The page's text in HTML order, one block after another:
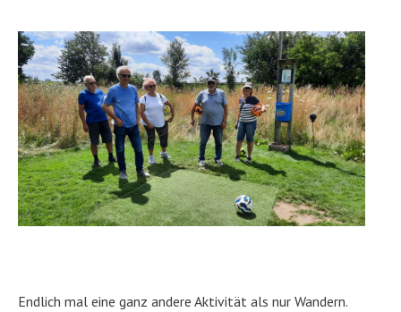
Endlich mal eine ganz andere Aktivität als nur Wandern.